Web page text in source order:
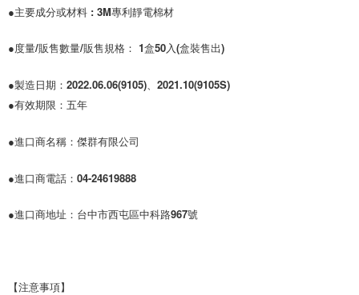
●主要成分或材料 : 3M專利靜電棉材
●度量/販售數量/販售規格： 1盒50入(盒裝售出)
●有效期限：五年
●進口商名稱：傑群有限公司
●進口商電話：04-24619888
●進口商地址：台中市西屯區中科路967號
【注意事項】